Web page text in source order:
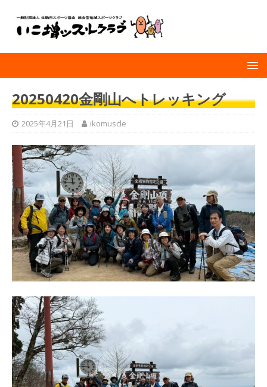
20250420金剛山へトレッキング
2025年4月21日 ikomuscle